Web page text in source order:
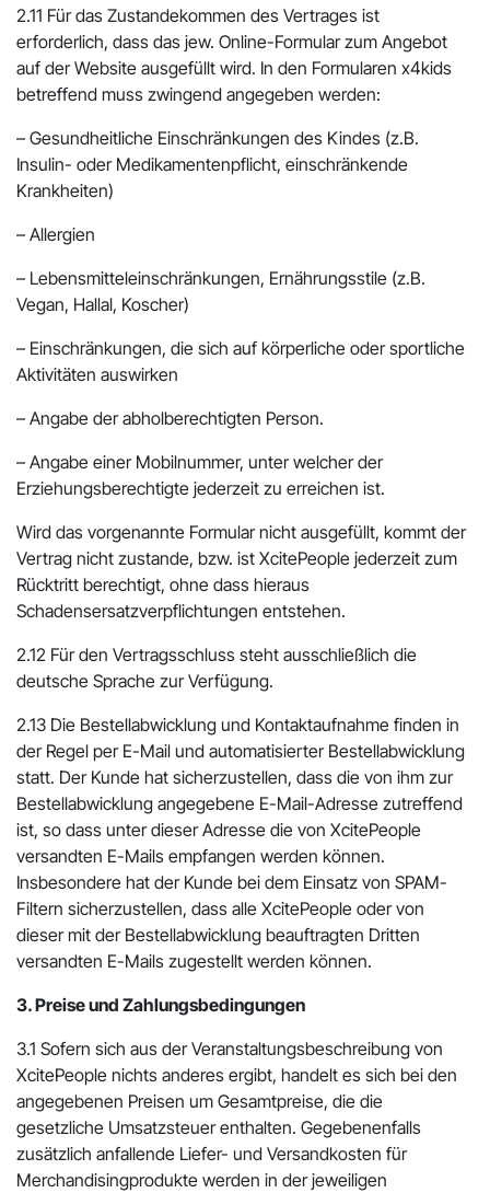
2.11 Für das Zustandekommen des Vertrages ist
erforderlich, dass das jew. Online-Formular zum Angebot
auf der Website ausgefüllt wird. In den Formularen x4kids
betreffend muss zwingend angegeben werden:
– Gesundheitliche Einschränkungen des Kindes (z.B.
Insulin- oder Medikamentenpflicht, einschränkende
Krankheiten)
– Allergien
– Lebensmitteleinschränkungen, Ernährungsstile (z.B.
Vegan, Hallal, Koscher)
– Einschränkungen, die sich auf körperliche oder sportliche
Aktivitäten auswirken
– Angabe der abholberechtigten Person.
– Angabe einer Mobilnummer, unter welcher der
Erziehungsberechtigte jederzeit zu erreichen ist.
Wird das vorgenannte Formular nicht ausgefüllt, kommt der
Vertrag nicht zustande, bzw. ist XcitePeople jederzeit zum
Rücktritt berechtigt, ohne dass hieraus
Schadensersatzverpflichtungen entstehen.
2.12 Für den Vertragsschluss steht ausschließlich die
deutsche Sprache zur Verfügung.
2.13 Die Bestellabwicklung und Kontaktaufnahme finden in
der Regel per E-Mail und automatisierter Bestellabwicklung
statt. Der Kunde hat sicherzustellen, dass die von ihm zur
Bestellabwicklung angegebene E-Mail-Adresse zutreffend
ist, so dass unter dieser Adresse die von XcitePeople
versandten E-Mails empfangen werden können.
Insbesondere hat der Kunde bei dem Einsatz von SPAM-
Filtern sicherzustellen, dass alle XcitePeople oder von
dieser mit der Bestellabwicklung beauftragten Dritten
versandten E-Mails zugestellt werden können.
3. Preise und Zahlungsbedingungen
3.1 Sofern sich aus der Veranstaltungsbeschreibung von
XcitePeople nichts anderes ergibt, handelt es sich bei den
angegebenen Preisen um Gesamtpreise, die die
gesetzliche Umsatzsteuer enthalten. Gegebenenfalls
zusätzlich anfallende Liefer- und Versandkosten für
Merchandisingprodukte werden in der jeweiligen